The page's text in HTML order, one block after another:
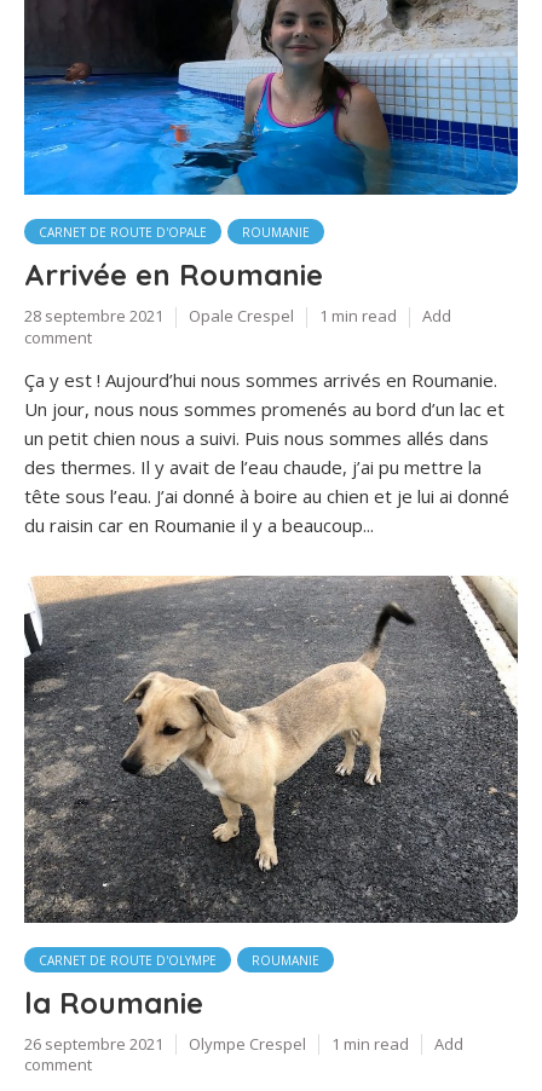
CARNET DE ROUTE D'OPALE ROUMANIE
Arrivée en Roumanie
28 septembre 2021 Opale Crespel 1 min read
Add
comment
Ça y est ! Aujourd’hui nous sommes arrivés en Roumanie.
Un jour, nous nous sommes promenés au bord d’un lac et
un petit chien nous a suivi. Puis nous sommes allés dans
des thermes. Il y avait de l’eau chaude, j’ai pu mettre la
tête sous l’eau. J’ai donné à boire au chien et je lui ai donné
du raisin car en Roumanie il y a beaucoup...
CARNET DE ROUTE D'OLYMPE ROUMANIE
la Roumanie
26 septembre 2021 Olympe Crespel 1 min read
Add
comment